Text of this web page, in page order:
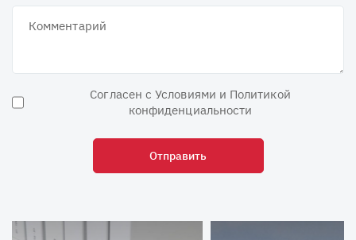
Согласен с Условиями и Политикой
конфиденциальности
Отправить